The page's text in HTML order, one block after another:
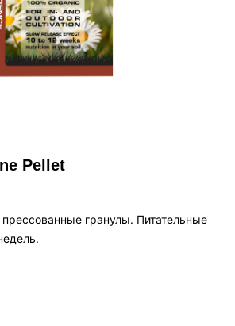
Pellet
прессованные гранулы. Питательные